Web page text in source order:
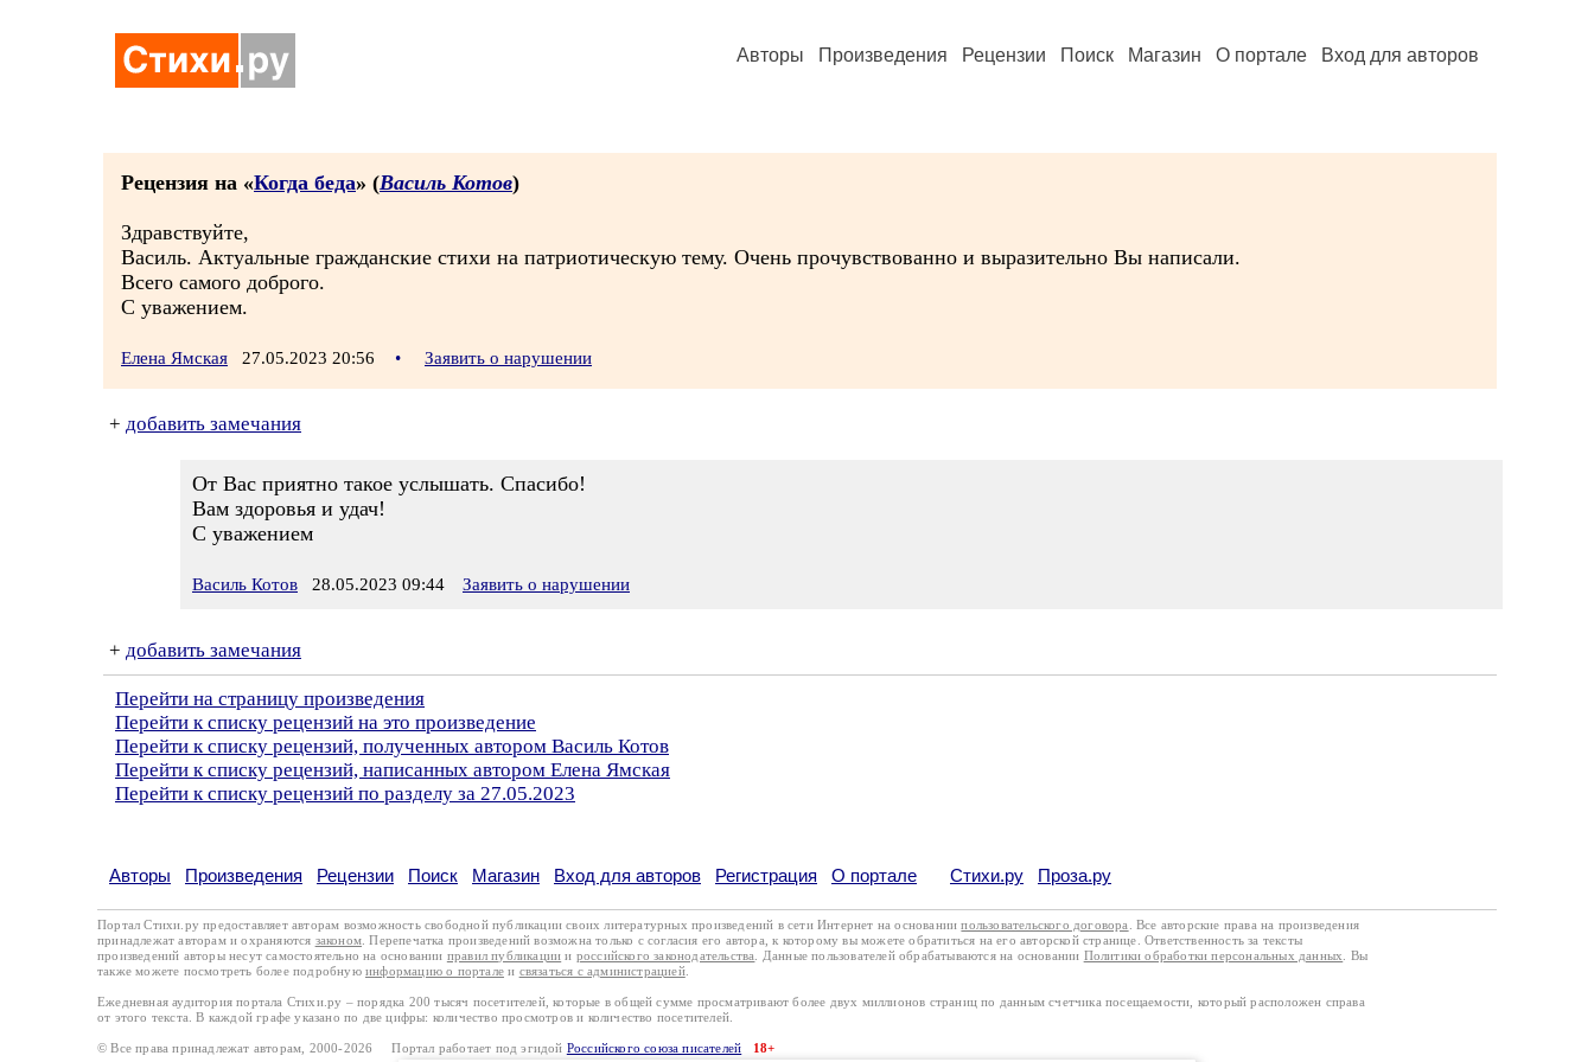
Авторы Произведения Рецензии Поиск Магазин О портале Вход для авторов
Рецензия на «Когда беда» (Василь Котов)
Здравствуйте,
Василь. Актуальные гражданские стихи на патриотическую тему. Очень прочувствованно и выразительно Вы написали.
Всего самого доброго.
С уважением.
Елена Ямская 27.05.2023 20:56 • Заявить о нарушении
+ добавить замечания
От Вас приятно такое услышать. Спасибо!
Вам здоровья и удач!
С уважением
Василь Котов 28.05.2023 09:44 Заявить о нарушении
+ добавить замечания
Перейти на страницу произведения
Перейти к списку рецензий на это произведение
Перейти к списку рецензий, полученных автором Василь Котов
Перейти к списку рецензий, написанных автором Елена Ямская
Перейти к списку рецензий по разделу за 27.05.2023
Авторы Произведения Рецензии Поиск Магазин Вход для авторов Регистрация О портале Стихи.ру Проза.ру
Портал Стихи.ру предоставляет авторам возможность свободной публикации своих литературных произведений в сети Интернет на основаниипользовательского договора
. Все авторские права на произведения
принадлежат авторам и охраняются законом . Перепечатка произведений возможна только с согласия его автора, к которому вы можете обратиться на его авторской странице. Ответственность за тексты
произведений авторы несут самостоятельно на основании правил публикации и российского законодательства . Данные пользователей обрабатываются на основании Политики обработки персональных данных
. Вы
также можете посмотреть более подробную информацию о портале и связаться с администрацией.
Ежедневная аудитория портала Стихи.ру – порядка 200 тысяч посетителей, которые в общей сумме просматривают более двух миллионов страниц по данным счетчика посещаемости, который расположен справа
от этого текста. В каждой графе указано по две цифры: количество просмотров и количество посетителей.
© Все права принадлежат авторам, 2000-2026 Портал работает под эгидой Российского союза писателей 18+